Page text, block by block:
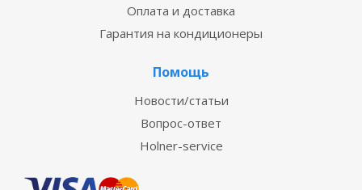
Оплата и доставка
Гарантия на кондиционеры
Помощь
Новости/статьи
Вопрос-ответ
Holner-service